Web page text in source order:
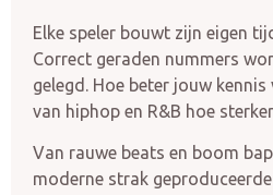
Elke speler bouwt zijn eigen
Correct geraden nummers
gelegd. Hoe beter jouw kennis
van hiphop en R&B hoe
Van rauwe beats en boom
moderne strak